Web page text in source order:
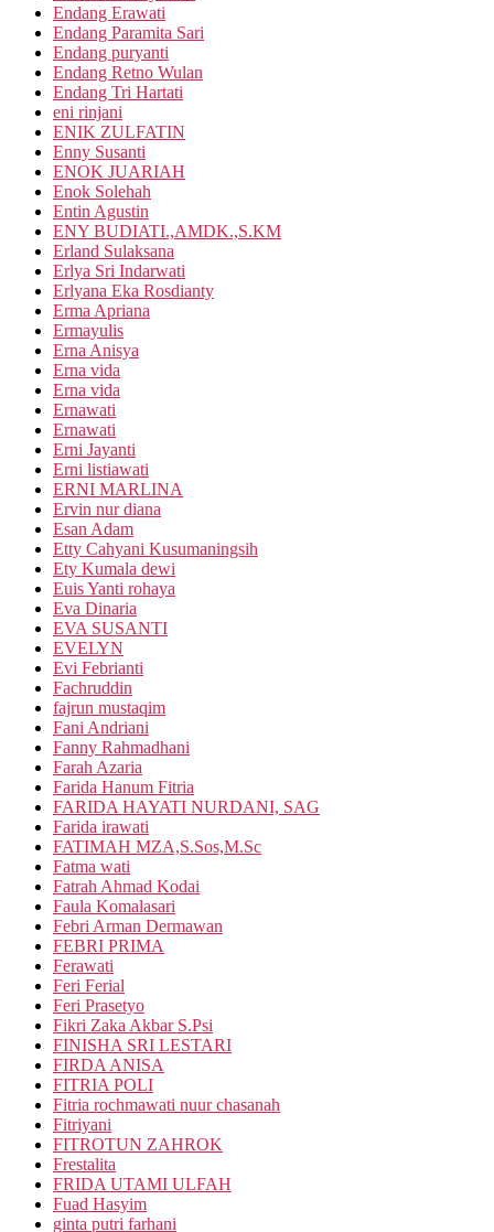
Endang Erawati
Endang Paramita Sari
Endang puryanti
Endang Retno Wulan
Endang Tri Hartati
eni rinjani
ENIK ZULFATIN
Enny Susanti
ENOK JUARIAH
Enok Solehah
Entin Agustin
ENY BUDIATI.,AMDK.,S.KM
Erland Sulaksana
Erlya Sri Indarwati
Erlyana Eka Rosdianty
Erma Apriana
Ermayulis
Erna Anisya
Erna vida
Erna vida
Ernawati
Ernawati
Erni Jayanti
Erni listiawati
ERNI MARLINA
Ervin nur diana
Esan Adam
Etty Cahyani Kusumaningsih
Ety Kumala dewi
Euis Yanti rohaya
Eva Dinaria
EVA SUSANTI
EVELYN
Evi Febrianti
Fachruddin
fajrun mustaqim
Fani Andriani
Fanny Rahmadhani
Farah Azaria
Farida Hanum Fitria
FARIDA HAYATI NURDANI, SAG
Farida irawati
FATIMAH MZA,S.Sos,M.Sc
Fatma wati
Fatrah Ahmad Kodai
Faula Komalasari
Febri Arman Dermawan
FEBRI PRIMA
Ferawati
Feri Ferial
Feri Prasetyo
Fikri Zaka Akbar S.Psi
FINISHA SRI LESTARI
FIRDA ANISA
FITRIA POLI
Fitria rochmawati nuur chasanah
Fitriyani
FITROTUN ZAHROK
Frestalita
FRIDA UTAMI ULFAH
Fuad Hasyim
ginta putri farhani